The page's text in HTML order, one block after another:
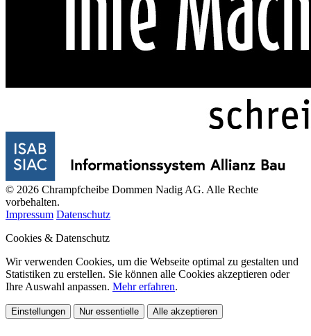
© 2026 Chrampfcheibe Dommen Nadig AG. Alle Rechte
vorbehalten.
Impressum Datenschutz
Cookies & Datenschutz
Wir verwenden Cookies, um die Webseite optimal zu gestalten und
Statistiken zu erstellen. Sie können alle Cookies akzeptieren oder
Ihre Auswahl anpassen. Mehr erfahren.
Einstellungen Nur essentielle Alle akzeptieren